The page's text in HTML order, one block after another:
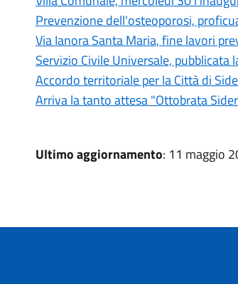
Prevenzione dell'osteoporosi,
Via Ianora Santa Maria, fine lavori
Servizio Civile Universale,
Accordo territoriale per la Città di
Arriva la tanto attesa "Ottobrata
Ultimo aggiornamento: 11 maggio